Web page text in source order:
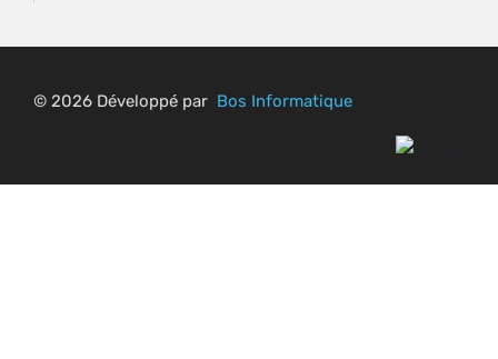
© 2026 Développé par Bos Informatique